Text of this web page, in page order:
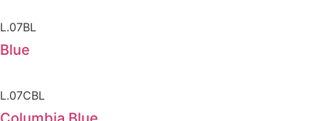
L.07BL
Blue
L.07CBL